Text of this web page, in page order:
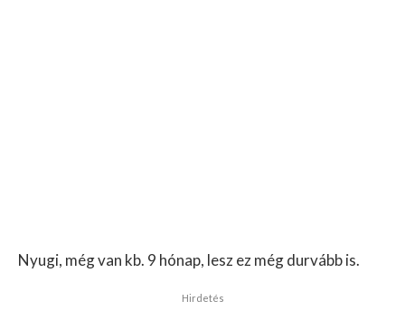
Nyugi, még van kb. 9 hónap, lesz ez még durvább is.
Hirdetés